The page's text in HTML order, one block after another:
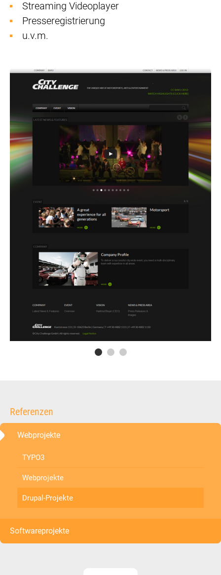
Streaming Videoplayer
Presseregistrierung
u.v.m.
Referenzen
Webprojekte
TYPO3
Webprojekte
Drupal-Projekte
Softwareprojekte